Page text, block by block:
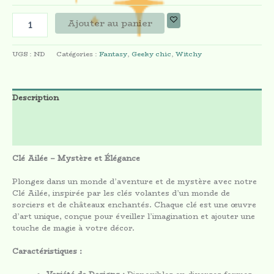
Ajouter au panier
UGS : ND Catégories : Fantasy, Geeky chic, Witchy
Description
Clé Ailée – Mystère et Élégance
Plongez dans un monde d’aventure et de mystère avec notre
Clé Ailée, inspirée par les clés volantes d’un monde de
sorciers et de châteaux enchantés. Chaque clé est une œuvre
d’art unique, conçue pour éveiller l’imagination et ajouter une
touche de magie à votre décor.
Caractéristiques :